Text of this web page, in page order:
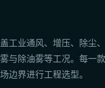
工业通风、增压、除尘
与除油雾等工况。每一
边界进行工程选型。